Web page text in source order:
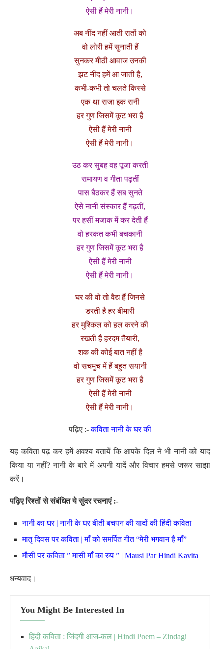
ऐसी हैं मेरी नानी।
अब नींद नहीं आती रातों को
वो लोरी हमें सुनाती हैं
सुनकर मीठी आवाज उनकी
झट नींद हमें आ जाती है,
कभी-कभी तो चलते किस्से
एक था राजा इक रानी
हर गुण जिसमें कूट भरा है
ऐसी हैं मेरी नानी
ऐसी हैं मेरी नानी।
उठ कर सुबह वह पूजा करती
रामायण व गीता पढ़तीं
पास बैठकर हैं सब सुनते
ऐसे नानी संस्कार हैं गढ़तीं,
पर हसीं मजाक में कर देती हैं
वो हरकत कभी बचकानी
हर गुण जिसमें कूट भरा है
ऐसी हैं मेरी नानी
ऐसी हैं मेरी नानी।
घर की वो तो वैद्य हैं जिनसे
डरती है हर बीमारी
हर मुश्किल को हल करने की
रखती हैं हरदम तैयारी,
शक की कोई बात नहीं है
वो सचमुच में हैं बहुत सयानी
हर गुण जिसमें कूट भरा है
ऐसी हैं मेरी नानी
ऐसी हैं मेरी नानी।
पढ़िए :-कविता नानी के घर की
यह कविता पढ़ कर हमें अवश्य बतायें कि आपके दिल ने भी नानी को याद
किया या नहीं? नानी के बारे में अपनी यादें और विचार हमसे जरूर साझा
करें।
पढ़िए रिश्तों से संबंधित ये सुंदर रचनाएं :-
नानी का घर | नानी के घर बीती बचपन की यादों की हिंदी कविता
मातृ दिवस पर कविता | माँ को समर्पित गीत “मेरी भगवान है माँ”
मौसी पर कविता ” मासी माँ का रुप ” | Mausi Par Hindi Kavita
धन्यवाद।
You Might Be Interested In
हिंदी कविता : जिंदगी आज-कल | Hindi Poem – Zindagi